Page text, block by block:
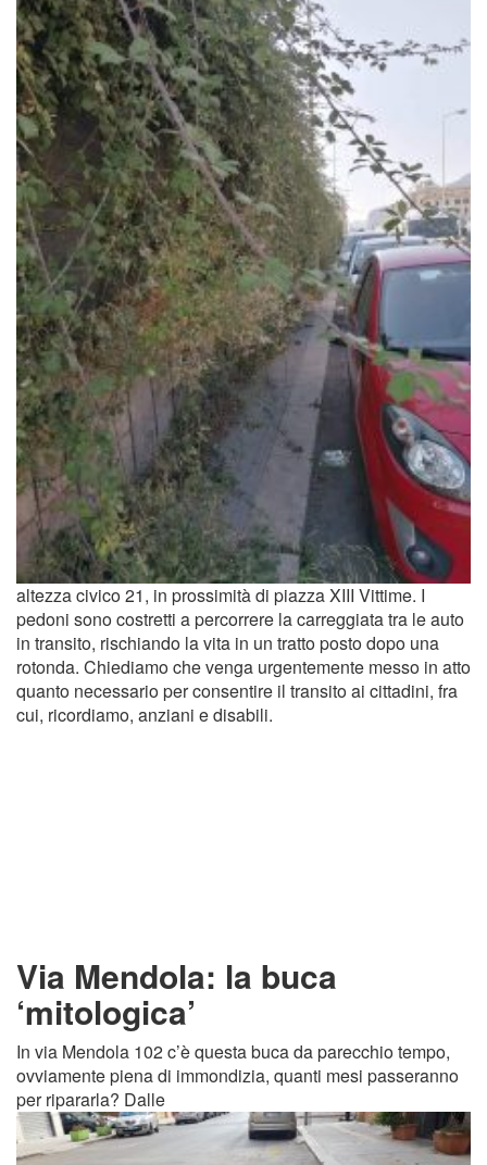
altezza civico 21, in prossimità di piazza XIII Vittime. I
pedoni sono costretti a percorrere la carreggiata tra le auto
in transito, rischiando la vita in un tratto posto dopo una
rotonda. Chiediamo che venga urgentemente messo in atto
quanto necessario per consentire il transito ai cittadini, fra
cui, ricordiamo, anziani e disabili.
Via Mendola: la buca
‘mitologica’
In via Mendola 102 c’è questa buca da parecchio tempo,
ovviamente piena di immondizia, quanti mesi passeranno
per ripararla? Dalle